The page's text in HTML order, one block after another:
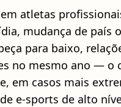
atletas
mudança de país
para baixo,
no mesmo ano — o
em casos mais
e-sports de alto